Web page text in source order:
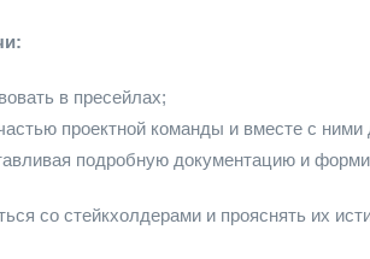
в пресейлах;
проектной команды и вместе с
подробную документацию и
со стейкхолдерами и прояснять их